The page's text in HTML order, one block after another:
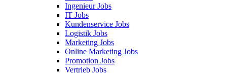
Ingenieur Jobs
IT Jobs
Kundenservice Jobs
Logistik Jobs
Marketing Jobs
Online Marketing Jobs
Promotion Jobs
Vertrieb Jobs